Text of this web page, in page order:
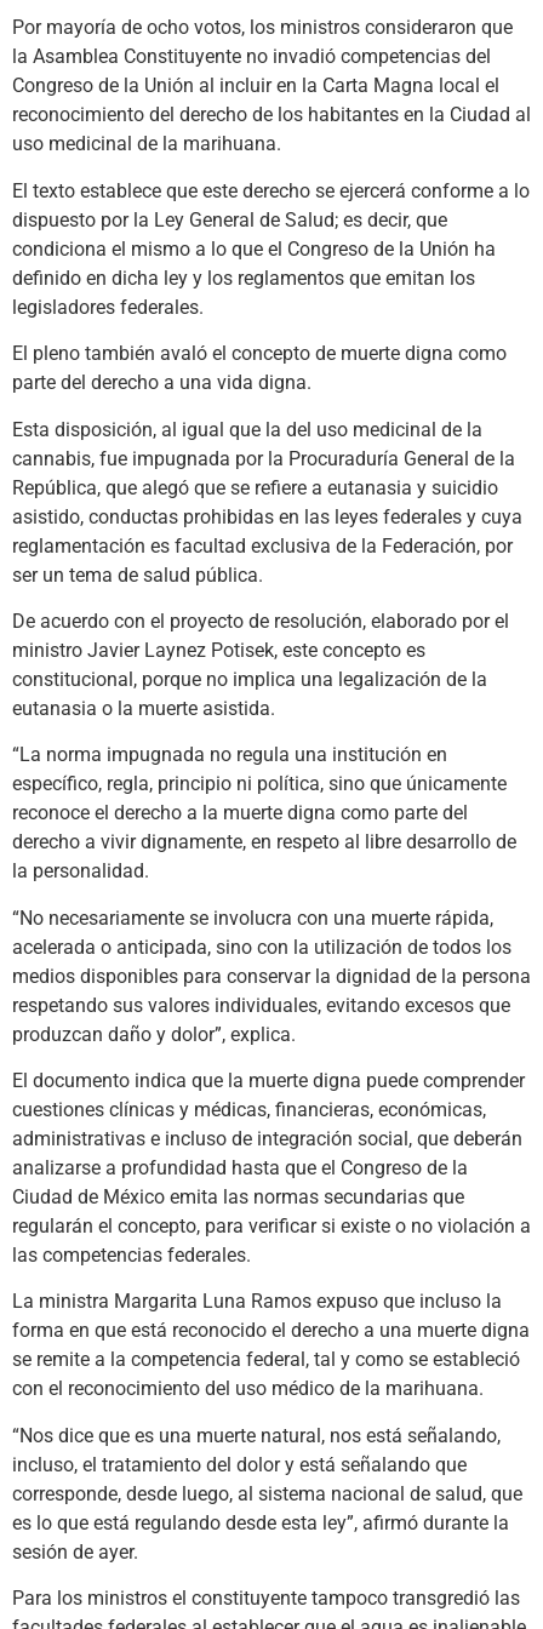
Por mayoría de ocho votos, los ministros consideraron que
la Asamblea Constituyente no invadió competencias del
Congreso de la Unión al incluir en la Carta Magna local el
reconocimiento del derecho de los habitantes en la Ciudad al
uso medicinal de la marihuana.
El texto establece que este derecho se ejercerá conforme a lo
dispuesto por la Ley General de Salud; es decir, que
condiciona el mismo a lo que el Congreso de la Unión ha
definido en dicha ley y los reglamentos que emitan los
legisladores federales.
El pleno también avaló el concepto de muerte digna como
parte del derecho a una vida digna.
Esta disposición, al igual que la del uso medicinal de la
cannabis, fue impugnada por la Procuraduría General de la
República, que alegó que se refiere a eutanasia y suicidio
asistido, conductas prohibidas en las leyes federales y cuya
reglamentación es facultad exclusiva de la Federación, por
ser un tema de salud pública.
De acuerdo con el proyecto de resolución, elaborado por el
ministro Javier Laynez Potisek, este concepto es
constitucional, porque no implica una legalización de la
eutanasia o la muerte asistida.
“La norma impugnada no regula una institución en
específico, regla, principio ni política, sino que únicamente
reconoce el derecho a la muerte digna como parte del
derecho a vivir dignamente, en respeto al libre desarrollo de
la personalidad.
“No necesariamente se involucra con una muerte rápida,
acelerada o anticipada, sino con la utilización de todos los
medios disponibles para conservar la dignidad de la persona
respetando sus valores individuales, evitando excesos que
produzcan daño y dolor”, explica.
El documento indica que la muerte digna puede comprender
cuestiones clínicas y médicas, financieras, económicas,
administrativas e incluso de integración social, que deberán
analizarse a profundidad hasta que el Congreso de la
Ciudad de México emita las normas secundarias que
regularán el concepto, para verificar si existe o no violación a
las competencias federales.
La ministra Margarita Luna Ramos expuso que incluso la
forma en que está reconocido el derecho a una muerte digna
se remite a la competencia federal, tal y como se estableció
con el reconocimiento del uso médico de la marihuana.
“Nos dice que es una muerte natural, nos está señalando,
incluso, el tratamiento del dolor y está señalando que
corresponde, desde luego, al sistema nacional de salud, que
es lo que está regulando desde esta ley”, afirmó durante la
sesión de ayer.
Para los ministros el constituyente tampoco transgredió las